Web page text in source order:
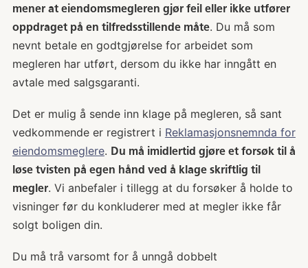
mener at eiendomsmegleren gjør feil eller ikke utfører
oppdraget på en tilfredsstillende måte. Du må som
nevnt betale en godtgjørelse for arbeidet som
megleren har utført, dersom du ikke har inngått en
avtale med salgsgaranti.
Det er mulig å sende inn klage på megleren, så sant
vedkommende er registrert i Reklamasjonsnemnda for
eiendomsmeglere. Du må imidlertid gjøre et forsøk til å
løse tvisten på egen hånd ved å klage skriftlig til
megler. Vi anbefaler i tillegg at du forsøker å holde to
visninger før du konkluderer med at megler ikke får
solgt boligen din.
Du må trå varsomt for å unngå dobbelt